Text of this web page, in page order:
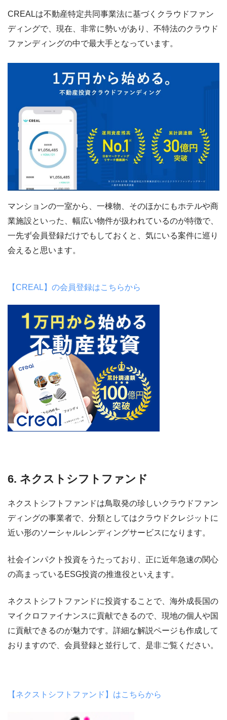
CREALは不動産特定共同事業法に基づくクラウドファン
ディングで、現在、非常に勢いがあり、不特法のクラウド
ファンディングの中で最大手となっています。
マンションの一室から、一棟物、そのほかにもホテルや商
業施設といった、幅広い物件が扱われているのが特徴で、
一先ず会員登録だけでもしておくと、気にいる案件に巡り
会えると思います。
【CREAL】の会員登録はこちらから
6. ネクストシフトファンド
ネクストシフトファンドは鳥取発の珍しいクラウドファン
ディングの事業者で、分類としてはクラウドクレジットに
近い形のソーシャルレンディングサービスになります。
社会インパクト投資をうたっており、正に近年急速の関心
の高まっているESG投資の推進役といえます。
ネクストシフトファンドに投資することで、海外成長国の
マイクロファイナンスに貢献できるので、現地の個人や国
に貢献できるのが魅力です。詳細な解説ページも作成して
おりますので、会員登録と並行して、是非ご覧ください。
【ネクストシフトファンド】はこちらから